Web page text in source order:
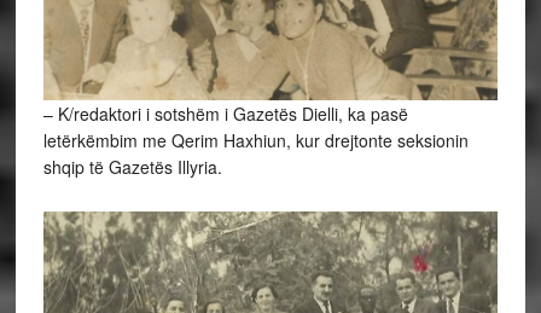
– K/redaktori i sotshëm i Gazetës Dielli, ka pasë
letërkëmbim me Qerim Haxhiun, kur drejtonte seksionin
shqip të Gazetës Illyria.